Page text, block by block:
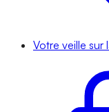
Votre veille